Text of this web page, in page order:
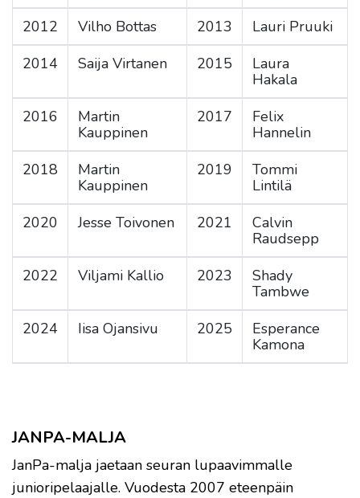
2012
Vilho Bottas 2013
Lauri Pruuki
2014
Saija Virtanen 2015
Laura
Hakala
2016
Martin
Kauppinen
2017
Felix
Hannelin
2018
Martin
Kauppinen
2019
Tommi
Lintilä
2020
Jesse Toivonen 2021
Calvin
Raudsepp
2022
Viljami Kallio 2023
Shady
Tambwe
2024
Iisa Ojansivu 2025
Esperance
Kamona
JANPA-MALJA
JanPa-malja jaetaan seuran lupaavimmalle
junioripelaajalle. Vuodesta 2007 eteenpäin